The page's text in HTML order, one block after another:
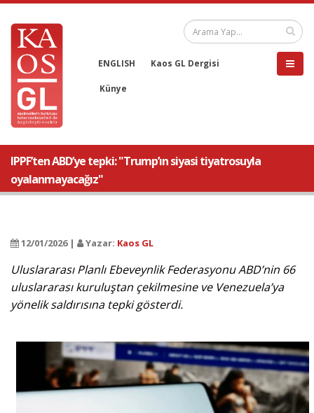
ENGLISH Kaos GL Dergisi
Künye
IPPF’ten ABD’ye tepki: "Trump’ın siyasi tiyatrosuyla
oyalanmayacağız"
12/01/2026 | Yazar: Kaos GL
Uluslararası Planlı Ebeveynlik Federasyonu ABD’nin 66
uluslararası kuruluştan çekilmesine ve Venezuela’ya
yönelik saldırısına tepki gösterdi.